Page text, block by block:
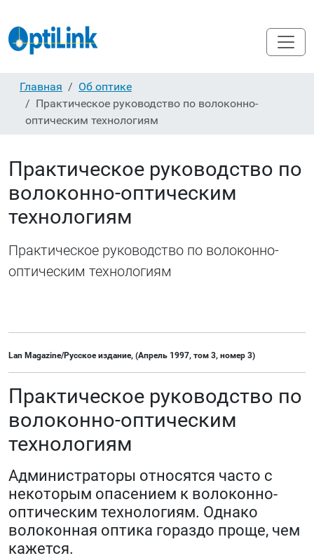
Главная
Об оптике
Практическое руководство по волоконно-
оптическим технологиям
Практическое руководство по
волоконно-оптическим
технологиям
Практическое руководство по волоконно-
оптическим технологиям
Lan Magazine/Русское издание, (Апрель 1997, том 3, номер 3)
Практическое руководство по
волоконно-оптическим
технологиям
Администраторы относятся часто с
некоторым опасением к волоконно-
оптическим технологиям. Однако
волоконная оптика гораздо проще, чем
кажется.